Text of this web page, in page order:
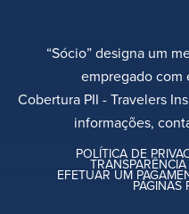
“Sócio” designa um
empregado com
Cobertura PII - Travelers
informações,
POLÍTICA DE
TRANSPARÊNCIA
EFETUAR UM
PÁGINAS